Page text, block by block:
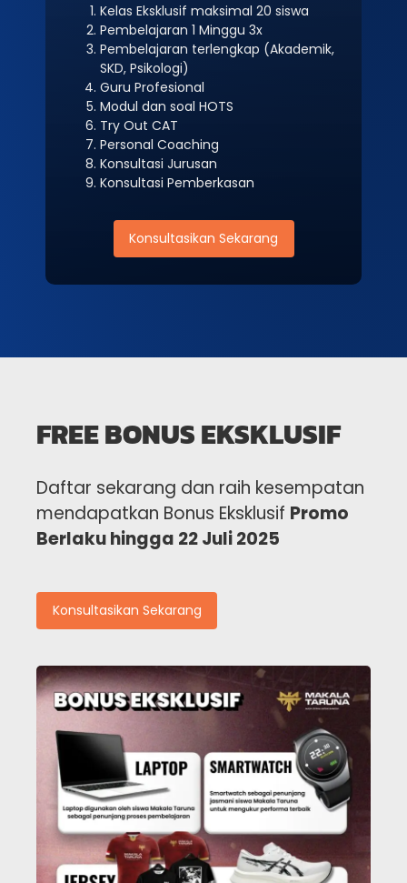
Kelas Eksklusif maksimal 20 siswa
Pembelajaran 1 Minggu 3x
Pembelajaran terlengkap (Akademik,
SKD, Psikologi)
Guru Profesional
Modul dan soal HOTS
Try Out CAT
Personal Coaching
Konsultasi Jurusan
Konsultasi Pemberkasan
Konsultasikan Sekarang
FREE BONUS EKSKLUSIF
Daftar sekarang dan raih kesempatan
mendapatkan Bonus Eksklusif Promo
Berlaku hingga 22 Juli 2025
Konsultasikan Sekarang